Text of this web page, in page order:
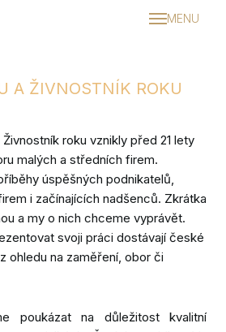
MENU
A ŽIVNOSTNÍK ROKU
roku vznikly před 21 lety
malých a středních firem.
úspěšných podnikatelů,
i začínajících nadšenců. Zkrátka
a my o nich chceme vyprávět.
svoji práci dostávají české
ohledu na zaměření, obor či
poukázat na důležitost kvalitní